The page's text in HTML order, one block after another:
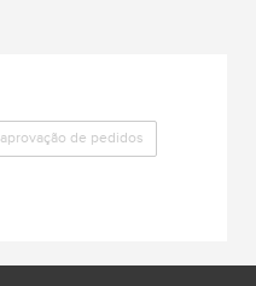
aprovação de pedidos